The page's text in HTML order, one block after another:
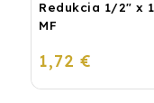
Redukcia 1/2" x
MF
1,72 €